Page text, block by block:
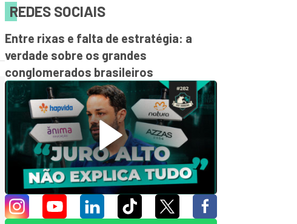
REDES SOCIAIS
Entre rixas e falta de estratégia: a
verdade sobre os grandes
conglomerados brasileiros